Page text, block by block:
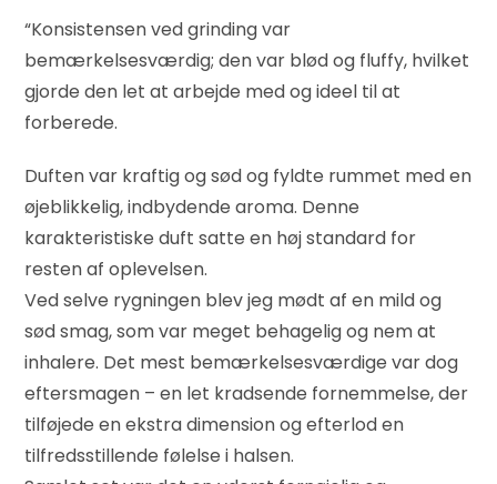
“Konsistensen ved grinding var
bemærkelsesværdig; den var blød og fluffy, hvilket
gjorde den let at arbejde med og ideel til at
forberede.
Duften var kraftig og sød og fyldte rummet med en
øjeblikkelig, indbydende aroma. Denne
karakteristiske duft satte en høj standard for
resten af oplevelsen.
Ved selve rygningen blev jeg mødt af en mild og
sød smag, som var meget behagelig og nem at
inhalere. Det mest bemærkelsesværdige var dog
eftersmagen – en let kradsende fornemmelse, der
tilføjede en ekstra dimension og efterlod en
tilfredsstillende følelse i halsen.